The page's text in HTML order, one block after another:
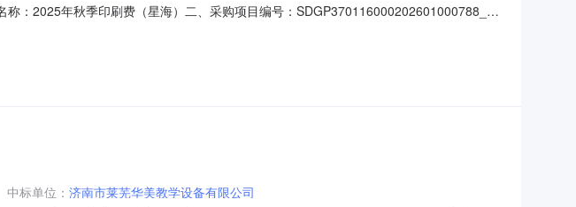
：2025年秋季印刷费（星海）二、采购项目编号：SDGP370116000202601000788_A
、采购小组成员：无八、项目联系人信息：济南市莱芜区
中标单位： 济南市莱芜华美教学设备有限公司